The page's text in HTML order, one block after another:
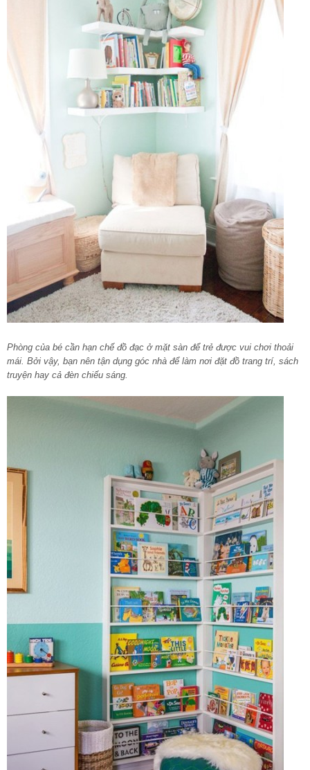
Phòng của bé cần hạn chế đồ đạc ở mặt sàn để trẻ được vui chơi thoải
mái. Bởi vậy, bạn nên tận dụng góc nhà để làm nơi đặt đồ trang trí, sách
truyện hay cả đèn chiếu sáng.